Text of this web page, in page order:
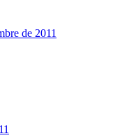
de 2011